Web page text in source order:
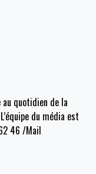
quotidien de la
du média est
46 /Mail